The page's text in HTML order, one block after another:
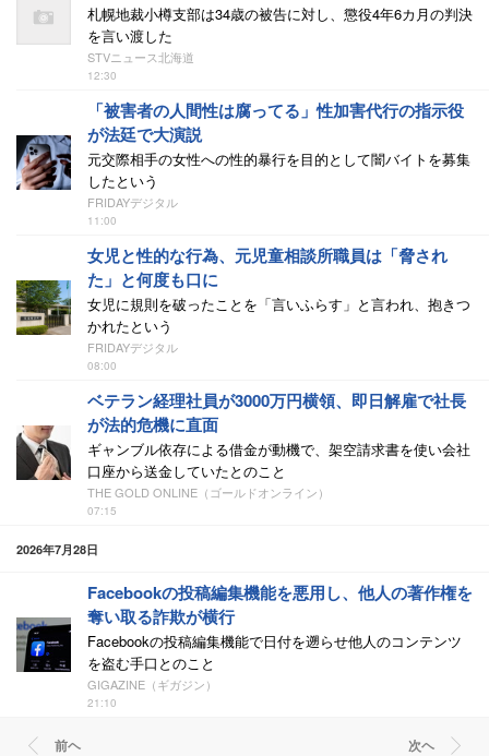
札幌地裁小樽支部は34歳の被告に対し、懲役4年6カ月の判決
を言い渡した
STVニュース北海道
12:30
「被害者の人間性は腐ってる」性加害代行の指示役
が法廷で大演説
元交際相手の女性への性的暴行を目的として闇バイトを募集
したという
FRIDAYデジタル
11:00
女児と性的な行為、元児童相談所職員は「脅され
た」と何度も口に
女児に規則を破ったことを「言いふらす」と言われ、抱きつ
かれたという
FRIDAYデジタル
08:00
ベテラン経理社員が3000万円横領、即日解雇で社長
が法的危機に直面
ギャンブル依存による借金が動機で、架空請求書を使い会社
口座から送金していたとのこと
THE GOLD ONLINE（ゴールドオンライン）
07:15
2026年7月28日
Facebookの投稿編集機能を悪用し、他人の著作権を
奪い取る詐欺が横行
Facebookの投稿編集機能で日付を遡らせ他人のコンテンツ
を盗む手口とのこと
GIGAZINE（ギガジン）
21:10
前ヘ 次ヘ